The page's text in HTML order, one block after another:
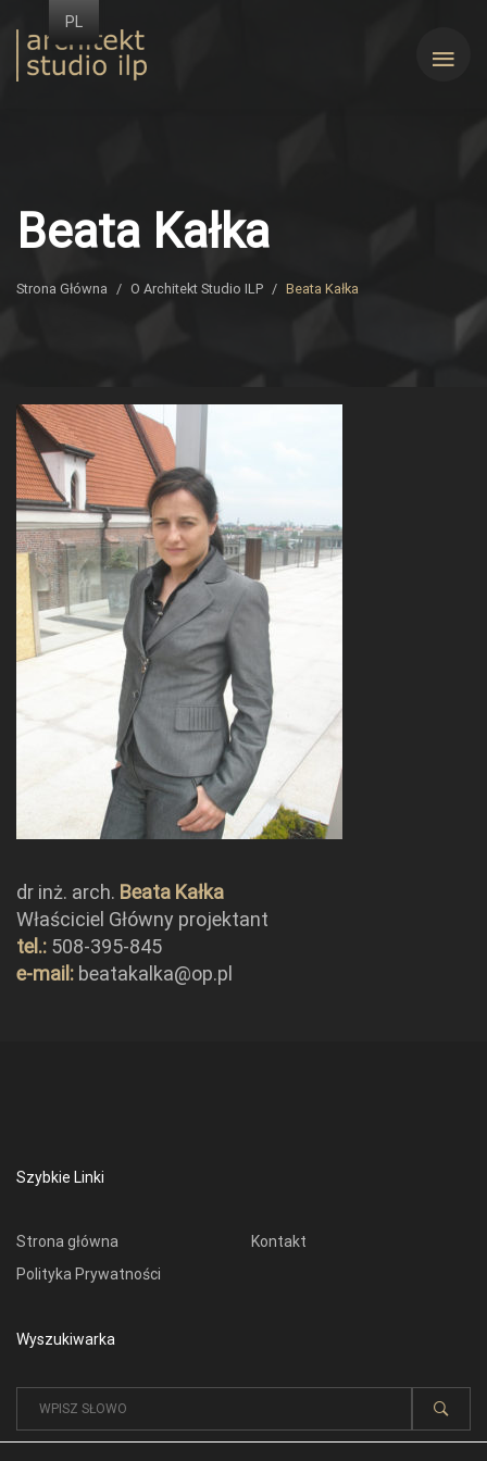
treści
Beata Kałka
Strona Główna / O Architekt Studio ILP / Beata Kałka
dr inż. arch. Beata Kałka
Właściciel Główny projektant
tel.: 508-395-845
e-mail: beatakalka@op.pl
Szybkie Linki
Strona główna
Polityka Prywatności
Kontakt
Wyszukiwarka
Wyniki
wyszukiwania
PL